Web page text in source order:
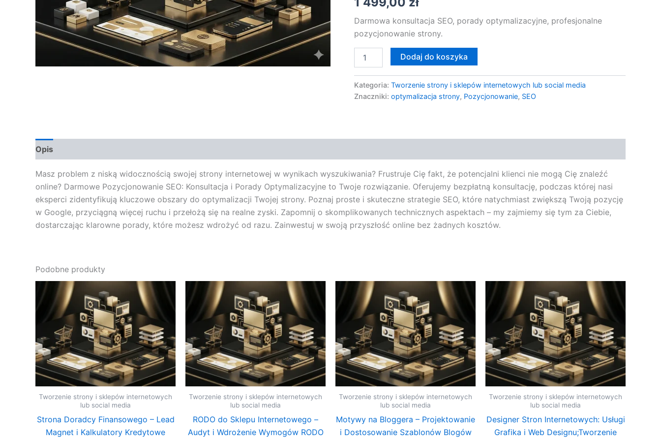
Darmowa konsultacja SEO, porady optymalizacyjne, profesjonalne
pozycjonowanie strony.
Dodaj do koszyka
Kategoria: Tworzenie strony i sklepów internetowych lub social media
Znaczniki: optymalizacja strony, Pozycjonowanie, SEO
Opis
Masz problem z niską widocznością swojej strony internetowej w wynikach wyszukiwania? Frustruje Cię fakt, że potencjalni klienci nie mogą Cię znaleźć
online? Darmowe Pozycjonowanie SEO: Konsultacja i Porady Optymalizacyjne to Twoje rozwiązanie. Oferujemy bezpłatną konsultację, podczas której nasi
eksperci zidentyfikują kluczowe obszary do optymalizacji Twojej strony. Poznaj proste i skuteczne strategie SEO, które natychmiast zwiększą Twoją pozycję
w Google, przyciągną więcej ruchu i przełożą się na realne zyski. Zapomnij o skomplikowanych technicznych aspektach – my zajmiemy się tym za Ciebie,
dostarczając klarowne porady, które możesz wdrożyć od razu. Zainwestuj w swoją przyszłość online bez żadnych kosztów.
Podobne produkty
Tworzenie strony i sklepów internetowych
lub social media
Strona Doradcy Finansowego – Lead
Magnet i Kalkulatory Kredytowe
Tworzenie strony i sklepów internetowych
lub social media
RODO do Sklepu Internetowego –
Audyt i Wdrożenie Wymogów RODO
Tworzenie strony i sklepów internetowych
lub social media
Motywy na Bloggera – Projektowanie
i Dostosowanie Szablonów Blogów
Tworzenie strony i sklepów internetowych
lub social media
Designer Stron Internetowych: Usługi
Grafika i Web Designu;Tworzenie